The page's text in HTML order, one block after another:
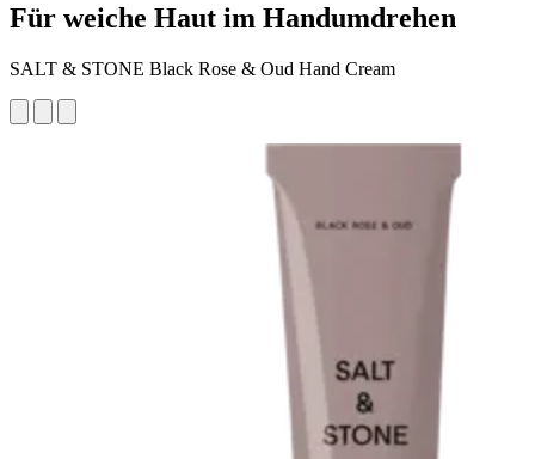
Für weiche Haut im Handumdrehen
SALT & STONE Black Rose & Oud Hand Cream